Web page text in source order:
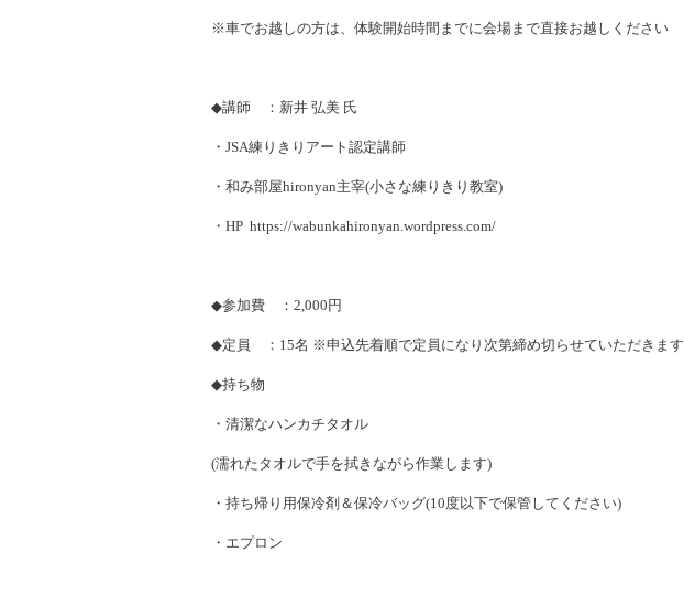
※車でお越しの方は、体験開始時間までに会場まで直接お越しください
◆講師 ：新井 弘美 氏
・ JSA練りきりアート認定講師
・和み部屋hironyan主宰(小さな練りきり教室)
・ HP https://wabunkahironyan.wordpress.com/
◆参加費 ： 2,000 円
◆定員 ： 15名 ※申込先着順で定員になり次第締め切らせていただきます
◆持ち物
・清潔なハンカチタオル
(濡れたタオルで手を拭きながら作業します)
・持ち帰り用保冷剤＆保冷バッグ(10度以下で保管してください)
・エプロン